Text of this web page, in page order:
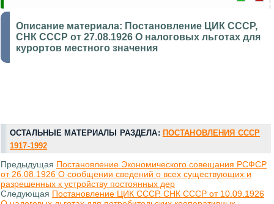
Описание материала: Постановление ЦИК СССР,
СНК СССР от 27.08.1926 О налоговых льготах для
курортов местного значения
ОСТАЛЬНЫЕ МАТЕРИАЛЫ РАЗДЕЛА: ПОСТАНОВЛЕНИЯ СССР
1917-1992
Предыдущая Постановление Экономического совещания РСФСР
от 26.08.1926 О сообщении сведений о всех существующих и
разрешенных к устройству постоянных дер
Следующая Постановление ЦИК СССР. СНК СССР от 10.09.1926